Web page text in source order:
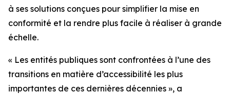
à ses solutions conçues pour simplifier la mise en
conformité et la rendre plus facile à réaliser à grande
échelle.
« Les entités publiques sont confrontées à l’une des
transitions en matière d’accessibilité les plus
importantes de ces dernières décennies », a